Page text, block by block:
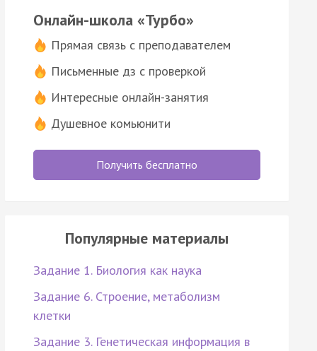
Онлайн-школа «Турбо»
Прямая связь с преподавателем
Письменные дз с проверкой
Интересные онлайн-занятия
Душевное комьюнити
Получить бесплатно
Популярные материалы
Задание 1. Биология как наука
Задание 6. Строение, метаболизм
клетки
Задание 3. Генетическая информация в